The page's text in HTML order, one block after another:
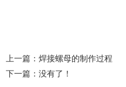
上一篇： 焊接螺母的制作过程
下一篇：没有了！